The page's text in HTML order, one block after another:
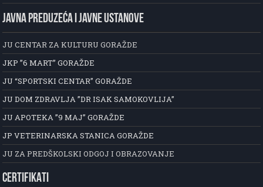
JAVNA PREDUZEĆA I JAVNE USTANOVE
JU CENTAR ZA KULTURU GORAŽDE
JKP ”6 MART” GORAŽDE
JU “SPORTSKI CENTAR” GORAŽDE
JU DOM ZDRAVLJA ”DR ISAK SAMOKOVLIJA”
JU APOTEKA ”9 MAJ” GORAŽDE
JP VETERINARSKA STANICA GORAŽDE
JU ZA PREDŠKOLSKI ODGOJ I OBRAZOVANJE
CERTIFIKATI